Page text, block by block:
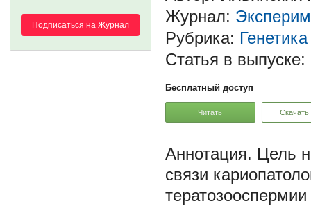
Подписаться на Журнал
Журнал:
Рубрика:
Статья в выпуске:
Бесплатный доступ
Читать Скачать
Цель
связи